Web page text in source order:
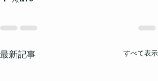
最新記事 すべて表示